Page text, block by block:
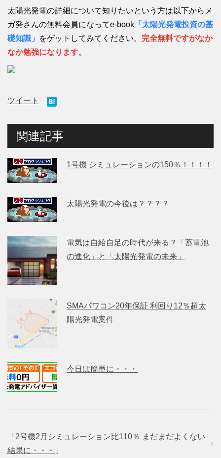
太陽光発電の詳細について知りたいという方は以下からメ
ガ発さんの無料会員になってe-book 「太陽光発電投資の基
礎知識」
をゲットしてみてください。 完全無料ですがなか
なか勉強になります。
ツイート
関連記事
1号機 シミュレーションの150％！！！！
太陽光発電の今後は？？？？
電気は自給自足の時代が来る？「蓄電池
の進化」と「太陽光発電の未来」
SMAパワコン20年保証 利回り12％超太
陽光発電案件
今日は簡単に・・・
「 2号機2月シミュレーション比110％ まだまだよくない
結果に・・・
」